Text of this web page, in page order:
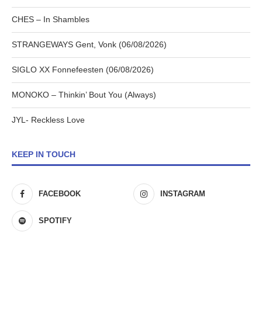
CHES – In Shambles
STRANGEWAYS Gent, Vonk (06/08/2026)
SIGLO XX Fonnefeesten (06/08/2026)
MONOKO – Thinkin’ Bout You (Always)
JYL- Reckless Love
KEEP IN TOUCH
FACEBOOK INSTAGRAM
SPOTIFY